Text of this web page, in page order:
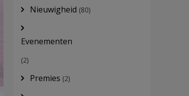
Nieuwigheid (80)
Evenementen
(2)
Premies (2)